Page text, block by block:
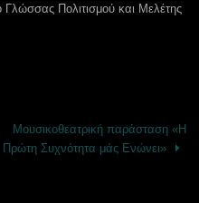
Πολιτισμού και Μελέτης
Μουσικοθεατρική παράσταση «Η
Πρώτη Συχνότητα μάς Ενώνει»